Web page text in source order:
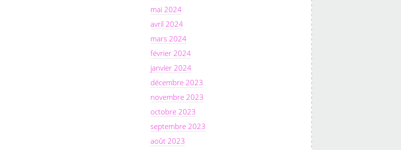
mai 2024
avril 2024
mars 2024
février 2024
janvier 2024
décembre 2023
novembre 2023
octobre 2023
septembre 2023
août 2023